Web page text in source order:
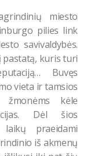
miesto
pilies link
savivaldybės.
pastatą, kuris turi
Buvęs
vieta ir tamsios
kėle
Dėl šios
praeidami
iš akmenų